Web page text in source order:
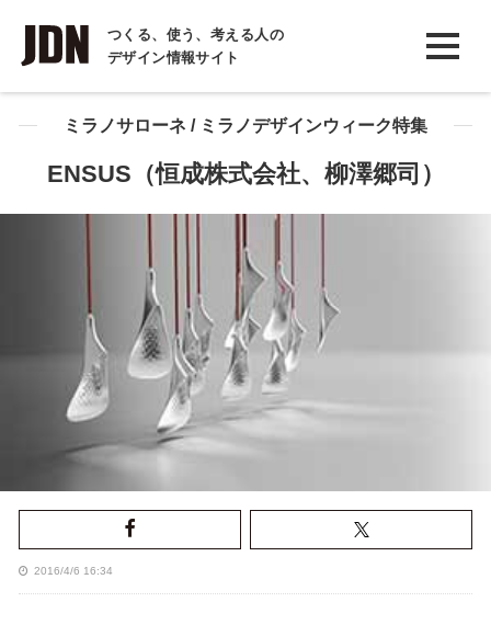
つくる、使う、考える人の
デザイン情報サイト
INTERVIEW
インタビュー
REPORT
COLUMN
ミラノサローネ / ミラノデザインウィーク特集
ENSUS（恒成株式会社、柳澤郷司）
2016/4/6 16:34